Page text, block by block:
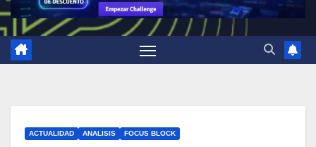
ACTUALIDAD ANALISIS FOCUS BLOCK